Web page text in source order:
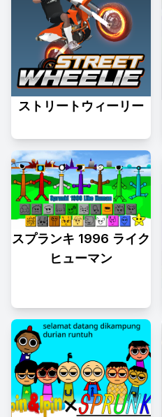
ストリートウィーリー
スプランキ 1996 ライク
ヒューマン